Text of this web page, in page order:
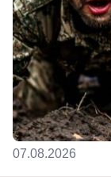
07.08.2026